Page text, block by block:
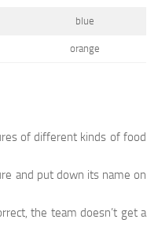
blue
orange
of different kinds of food
and put down its name on
the team doesn’t get a